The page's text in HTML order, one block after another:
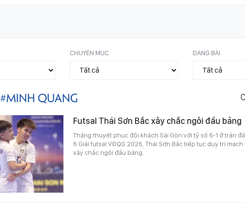
CHUYÊN MỤC DẠNG BÀI
#MINH QUANG
Futsal Thái Sơn Bắc xây chắc ngôi đầu bảng
Thắng thuyết phục đội khách Sài Gòn với tỷ số 6-1 ở trận
6 Giải futsal VĐQG 2026, Thái Sơn Bắc tiếp tục duy trì
xây chắc ngôi đầu bảng.